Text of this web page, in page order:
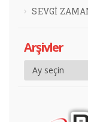
SEVGİ
Arşivler